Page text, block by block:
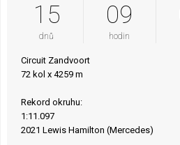
15
dnů
09
hodin
Circuit Zandvoort
72 kol x 4259 m
Rekord okruhu:
1:11.097
2021 Lewis Hamilton (Mercedes)